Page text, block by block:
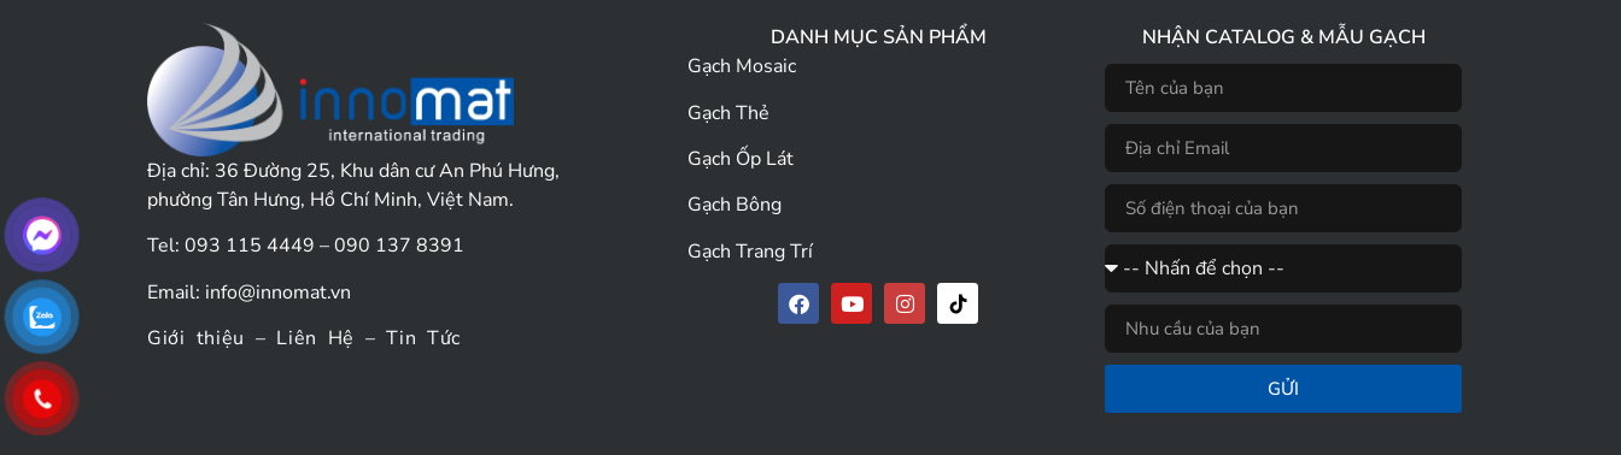
Địa chỉ: 36 Đường 25, Khu dân cư An Phú Hưng,
phường Tân Hưng, Hồ Chí Minh, Việt Nam.
Tel: 093 115 4449 – 090 137 8391
Email: info@innomat.vn
Giới thiệu – Liên Hệ –Tin Tức
DANH MỤC SẢN PHẨM
Gạch Mosaic
Gạch Thẻ
Gạch Ốp Lát
Gạch Bông
Gạch Trang Trí
NHẬN CATALOG & MẪU GẠCH
GỬI